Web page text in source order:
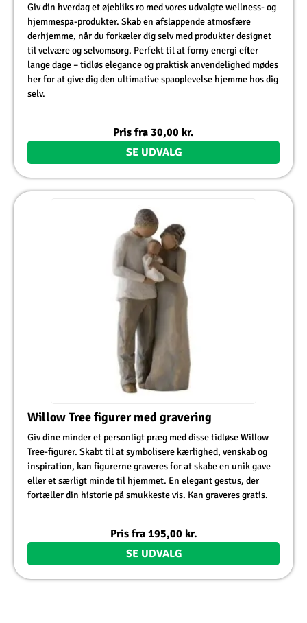
Giv din hverdag et øjebliks ro med vores udvalgte wellness- og
hjemmespa-produkter. Skab en afslappende atmosfære
derhjemme, når du forkæler dig selv med produkter designet
til velvære og selvomsorg. Perfekt til at forny energi efter
lange dage – tidløs elegance og praktisk anvendelighed mødes
her for at give dig den ultimative spaoplevelse hjemme hos dig
selv.
Pris fra 30,00 kr.
SE UDVALG
Willow Tree figurer med gravering
Giv dine minder et personligt præg med disse tidløse Willow
Tree-figurer. Skabt til at symbolisere kærlighed, venskab og
inspiration, kan figurerne graveres for at skabe en unik gave
eller et særligt minde til hjemmet. En elegant gestus, der
fortæller din historie på smukkeste vis. Kan graveres gratis.
Pris fra 195,00 kr.
SE UDVALG